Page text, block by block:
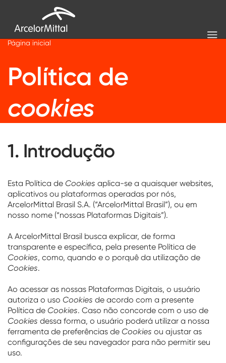
Página inicial
Política de
cookies
1. Introdução
Esta Política de Cookies aplica-se a quaisquer websites,
aplicativos ou plataformas operadas por nós,
ArcelorMittal Brasil S.A. (“ArcelorMittal Brasil”), ou em
nosso nome (“nossas Plataformas Digitais”).
A ArcelorMittal Brasil busca explicar, de forma
transparente e específica, pela presente Política de
Cookies, como, quando e o porquê da utilização de
Cookies.
Ao acessar as nossas Plataformas Digitais, o usuário
autoriza o uso Cookies de acordo com a presente
Política de Cookies. Caso não concorde com o uso de
Cookies dessa forma, o usuário poderá utilizar a nossa
ferramenta de preferências de Cookies ou ajustar as
configurações de seu navegador para não permitir seu
uso.